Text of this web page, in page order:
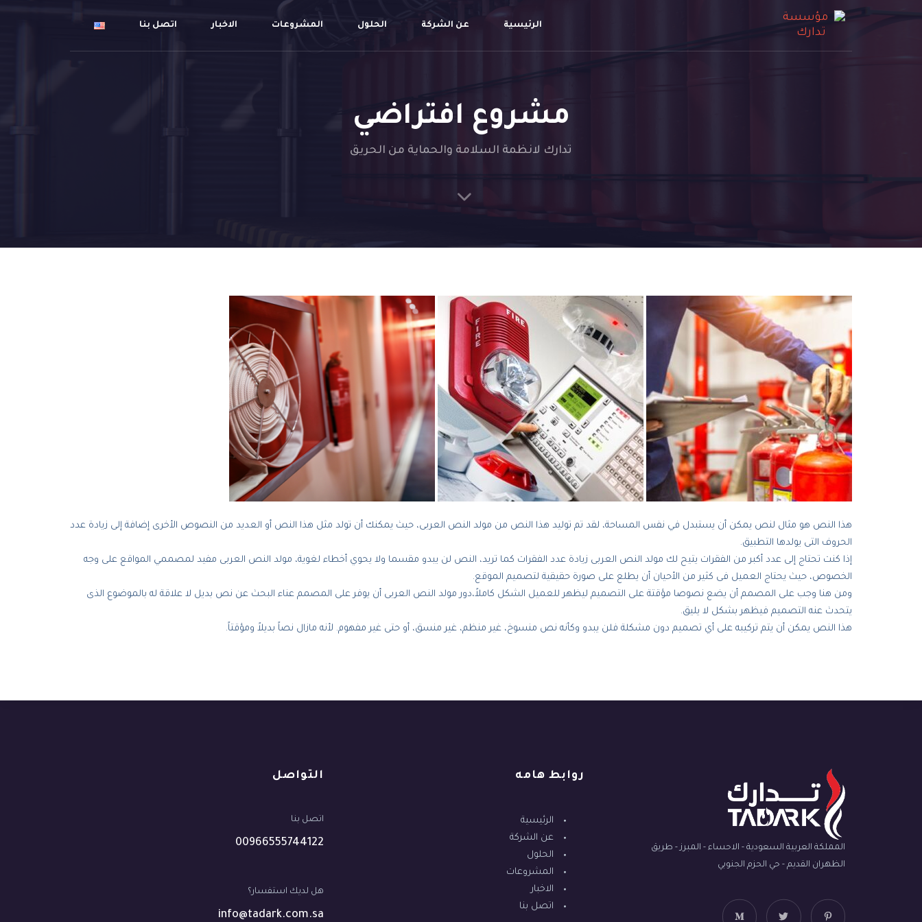
الرئيسية عن الشركة الحلول المشروعات الاخبار اتصل بنا
مشروع افتراضي
تدارك لانظمة السلامة والحماية من الحريق
هذا النص هو مثال لنص يمكن أن يستبدل في نفس المساحة، لقد تم توليد هذا النص من مولد النص العربى، حيث يمكنك أن تولد مثل هذا النص أو العديد من النصوص الأخرى إضافة إلى زيادة عدد
الحروف التى يولدها التطبيق.
إذا كنت تحتاج إلى عدد أكبر من الفقرات يتيح لك مولد النص العربى زيادة عدد الفقرات كما تريد، النص لن يبدو مقسما ولا يحوي أخطاء لغوية، مولد النص العربى مفيد لمصممي المواقع على وجه
الخصوص، حيث يحتاج العميل فى كثير من الأحيان أن يطلع على صورة حقيقية لتصميم الموقع.
ومن هنا وجب على المصمم أن يضع نصوصا مؤقتة على التصميم ليظهر للعميل الشكل كاملاً،دور مولد النص العربى أن يوفر على المصمم عناء البحث عن نص بديل لا علاقة له بالموضوع الذى
يتحدث عنه التصميم فيظهر بشكل لا يليق.
هذا النص يمكن أن يتم تركيبه على أي تصميم دون مشكلة فلن يبدو وكأنه نص منسوخ، غير منظم، غير منسق، أو حتى غير مفهوم. لأنه مازال نصاً بديلاً ومؤقتاً.
المملكة العربية السعودية - الاحساء - المبرز - طريق
الظهران القديم - حي الحزم الجنوبي
روابط هامه
الرئيسية
عن الشركة
الحلول
المشروعات
الاخبار
اتصل بنا
التواصل
اتصل بنا
00966555744122
هل لديك استفسار؟
info@tadark.com.sa